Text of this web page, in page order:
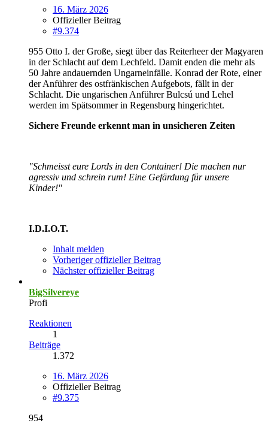
16. März 2026
Offizieller Beitrag
#9.374
955 Otto I. der Große, siegt über das Reiterheer der Magyaren
in der Schlacht auf dem Lechfeld. Damit enden die mehr als
50 Jahre andauernden Ungarneinfälle. Konrad der Rote, einer
der Anführer des ostfränkischen Aufgebots, fällt in der
Schlacht. Die ungarischen Anführer Bulcsú und Lehel
werden im Spätsommer in Regensburg hingerichtet.
Sichere Freunde erkennt man in unsicheren Zeiten
"Schmeisst eure Lords in den Container! Die machen nur
agressiv und schrein rum! Eine Gefärdung für unsere
Kinder!"
I.D.I.O.T.
Inhalt melden
Vorheriger offizieller Beitrag
Nächster offizieller Beitrag
BigSilvereye
Profi
Reaktionen
1
Beiträge
1.372
16. März 2026
Offizieller Beitrag
#9.375
954